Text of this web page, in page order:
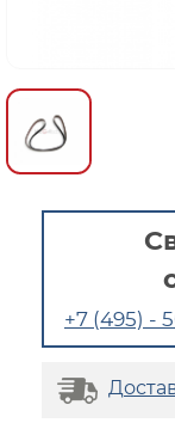
+7 (495) -